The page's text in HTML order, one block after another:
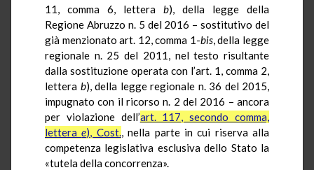
11, comma 6, lettera b), della legge della
Regione Abruzzo n. 5 del 2016 – sostitutivo del
già menzionato art. 12, comma 1-bis, della legge
regionale n. 25 del 2011, nel testo risultante
dalla sostituzione operata con l’art. 1, comma 2,
lettera b), della legge regionale n. 36 del 2015,
impugnato con il ricorso n. 2 del 2016 – ancora
per violazione dell’art. 117, secondo comma,
letterae), Cost., nella parte in cui riserva alla
competenza legislativa esclusiva dello Stato la
«tutela della concorrenza».